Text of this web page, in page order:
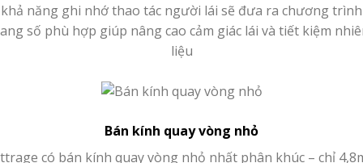
khả năng ghi nhớ thao tác người lái sẽ đưa ra chương trình
số phù hợp giúp nâng cao cảm giác lái và tiết kiệm
liệu
Bán kính quay vòng nhỏ
có bán kính quay vòng nhỏ nhất phân khúc – chỉ